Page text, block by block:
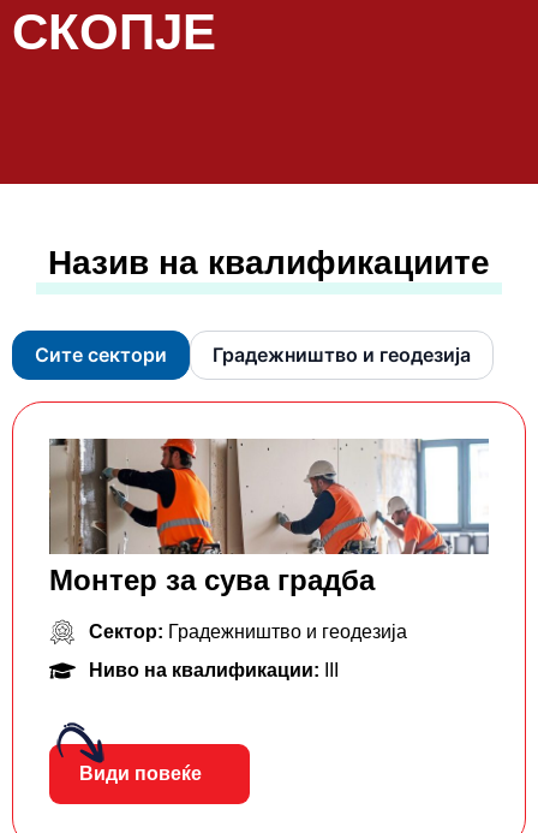
СКОПЈЕ
Назив на квалификациите
Сите сектори Градежништво и геодезија
Монтер за сува градба
Сектор: Градежништво и геодезија
Ниво на квалификации:
Види повеќе